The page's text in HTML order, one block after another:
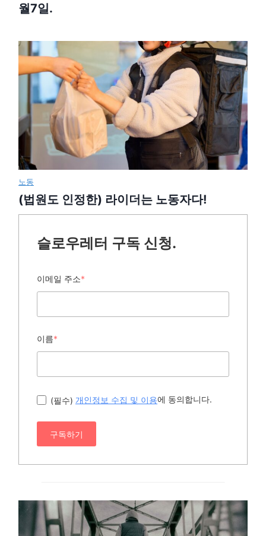
월7일.
노동
(법원도 인정한) 라이더는 노동자다!
슬로우레터 구독 신청.
이메일 주소*
이름*
(필수) 개인정보 수집 및 이용에 동의합니다.
구독하기